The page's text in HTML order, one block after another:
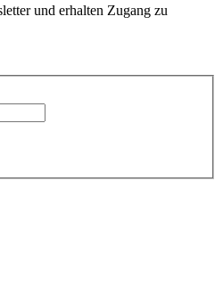
und erhalten Zugang zu